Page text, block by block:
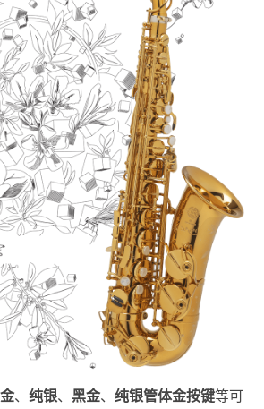
、 纯银、 黑金、 纯银管体金按键等可